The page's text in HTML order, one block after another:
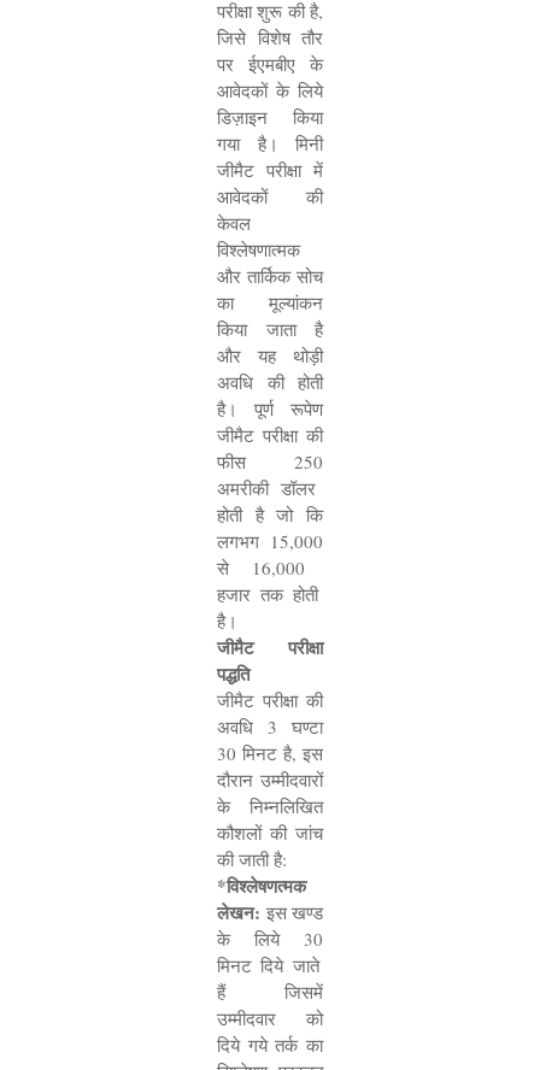
परीक्षा शुरू की है,
जिसे विशेष तौर
पर ईएमबीए के
आवेदकों के लिये
डिज़ाइन किया
गया है। मिनी
जीमैट परीक्षा में
आवेदकों की
केवल
विश्लेषणात्मक
और तार्किक सोच
का मूल्यांकन
किया जाता है
और यह थोड़ी
अवधि की होती
है। पूर्ण रूपेण
जीमैट परीक्षा की
फीस 250
अमरीकी डॉलर
होती है जो कि
लगभग 15,000
से 16,000
हजार तक होती
है।
जीमैट परीक्षा
पद्धति
जीमैट परीक्षा की
अवधि 3 घण्टा
30 मिनट है, इस
दौरान उम्मीदवारों
के निम्नलिखित
कौशलों की जांच
की जाती है:
*विश्लेषणत्मक
लेखन: इस खण्ड
के लिये 30
मिनट दिये जाते
हैं जिसमें
उम्मीदवार को
दिये गये तर्क का